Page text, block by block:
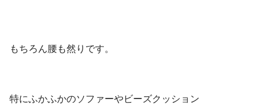
もちろん腰も然りです。
特にふかふかのソファーやビーズクッション